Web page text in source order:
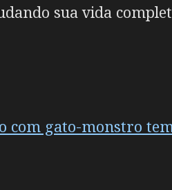
sua vida
com gato-monstro